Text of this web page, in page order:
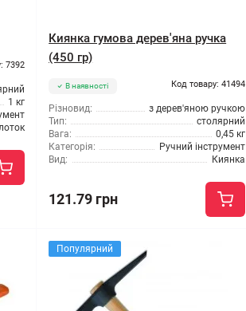
7392
1 кг
Киянка гумова дерев'яна ручка
(450 гр)
В наявності Код товару: 41494
Різновид:
з дерев'яною ручкою
Тип:
столярний
Вага:
0,45 кг
Категорія:
Ручний інструмент
Вид:
Киянка
121.79 грн
Популярний